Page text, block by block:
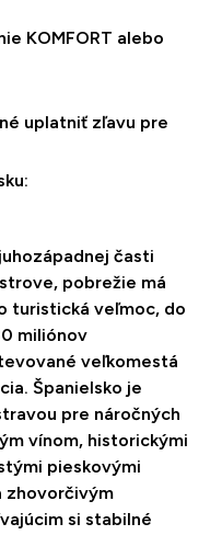
KOMFORT alebo
uplatniť zľavu pre
časti
pobrežie má
turistická veľmoc, do
miliónov
veľkomestá
Španielsko je
pre náročných
vínom, historickými
pieskovými
zhovorčivým
si stabilné